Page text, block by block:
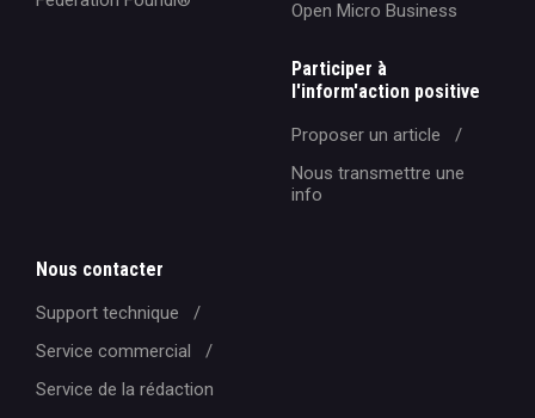
Open Micro Business
Participer à
l'inform'action positive
Proposer un article
Nous transmettre une
info
Nous contacter
Support technique
Service commercial
Service de la rédaction